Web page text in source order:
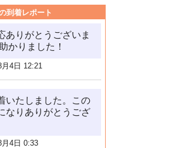
到着レポート
ありがとうございま
かりました！
月4日 12:21
いたしました。この
なりありがとうござ
月4日 0:33